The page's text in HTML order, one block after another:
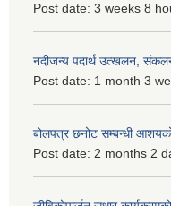
Post date: 3 weeks 8
नदीजन्य पदार्थ उत्खलन,
Post date: 1 month 3
बोलपत्र छनोट सम्बन्धी
Post date: 2 months 2